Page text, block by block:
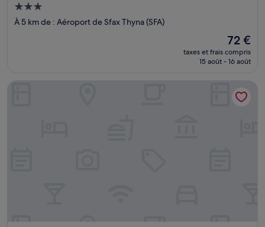
Hébergement
3.0 étoiles
À 5 km de : Aéroport de Sfax Thyna (SFA)
Le
nouveau
prix
de
72 €
72 €
taxes et frais compris
15 août - 16 août